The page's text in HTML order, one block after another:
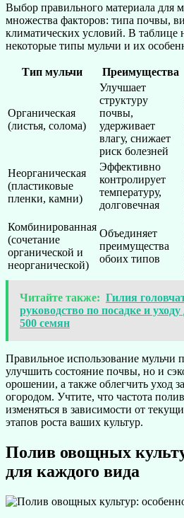
Выбор правильного материала для
множества факторов: типа почвы,
климатических условий. В таблице
некоторые типы мульчи и их
Тип мульчи Преимущества
Органическая
(листья, солома)
Улучшает
структуру
почвы,
удерживает
влагу, снижает
риск болезней
Неорганическая
(пластиковые
пленки, камни)
Эффективно
контролирует
температуру,
долговечная
Комбинированная
(сочетание
органической и
неорганической)
Объединяет
преимущества
обоих типов
Читайте также: Гилия
руководство по посадке и
500 семян
Правильное использование мульчи
улучшить состояние почвы, но и
орошении, а также облегчить уход
огородом. Учтите, что частота
изменяться в зависимости от
этапов роста ваших культур.
Полив овощных
для каждого вида